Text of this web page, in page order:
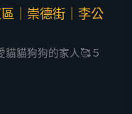
｜崇德街｜李公
貓狗狗的家人🥰５